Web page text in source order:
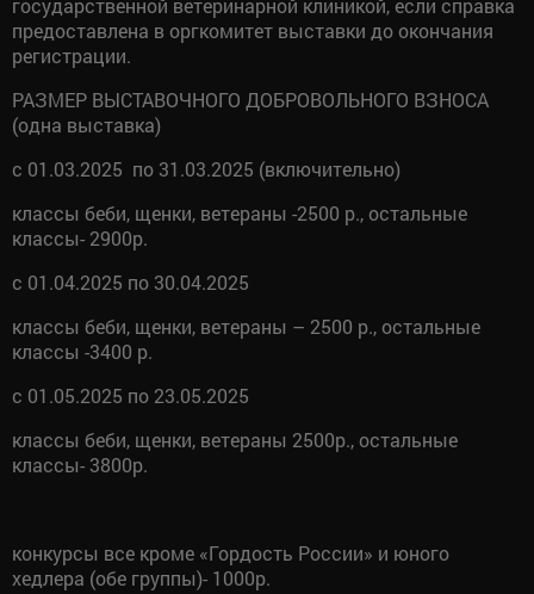
государственной ветеринарной клиникой, если справка
предоставлена в оргкомитет выставки до окончания
регистрации.
РАЗМЕР ВЫСТАВОЧНОГО ДОБРОВОЛЬНОГО ВЗНОСА
(одна выставка)
с 01.03.2025 по 31.03.2025 (включительно)
классы беби, щенки, ветераны -2500 р., остальные
классы- 2900р.
с 01.04.2025 по 30.04.2025
классы беби, щенки, ветераны – 2500 р., остальные
классы -3400 р.
с 01.05.2025 по 23.05.2025
классы беби, щенки, ветераны 2500р., остальные
классы- 3800р.
конкурсы все кроме «Гордость России» и юного
хедлера (обе группы)- 1000р.